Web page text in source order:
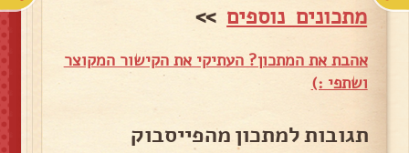
מתכונים נוספים >>
אהבת את המתכון? העתיקי את הקישור המקוצר
ושתפי :)
תגובות למתכון מהפייסבוק